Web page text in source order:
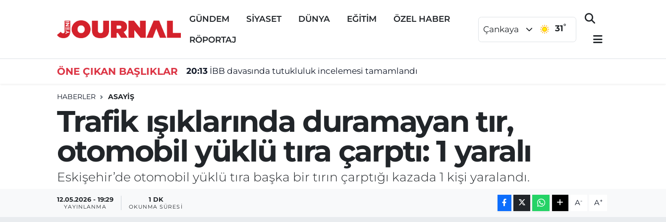
GÜNDEM SİYASET DÜNYA EĞİTİM ÖZEL HABER
RÖPORTAJ
Çankaya 31°
ÖNE ÇIKAN BAŞLIKLAR 20:13 İBB davasında tutukluluk incelemesi tamamlandı
HABERLER ASAYİŞ
Trafik ışıklarında duramayan tır,
otomobil yüklü tıra çarptı: 1 yaralı
Eskişehir’de otomobil yüklü tıra başka bir tırın çarptığı kazada 1 kişi yaralandı.
12.05.2026 - 19:29
YAYINLANMA
1 DK
OKUNMA SÜRESI A- A+
GÜNDEM
DÜNYA
ÖZEL HABER
Nöbetçi Eczaneler
Süper Lig Puan Durumu ve Fikstür
Son Dakika Haberleri